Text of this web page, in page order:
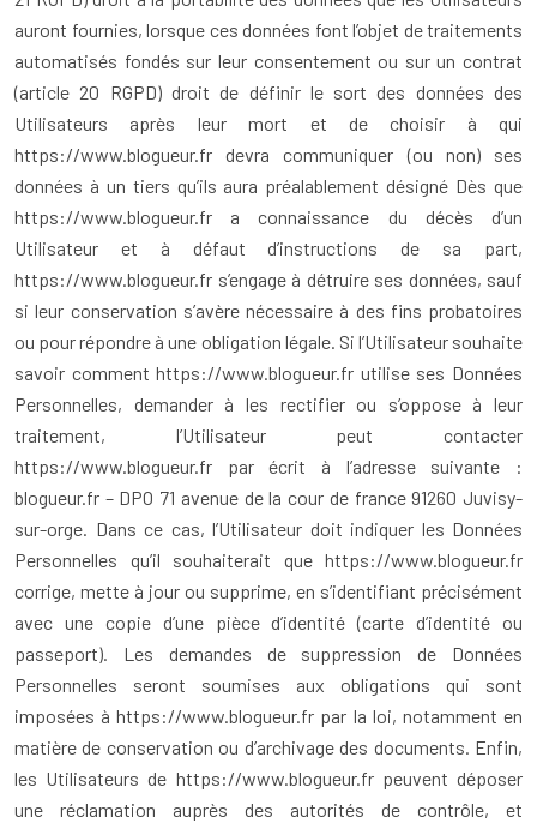
auront fournies, lorsque ces données font l’objet de traitements
automatisés fondés sur leur consentement ou sur un contrat
(article 20 RGPD) droit de définir le sort des données des
Utilisateurs après leur mort et de choisir à qui
https://www.blogueur.fr devra communiquer (ou non) ses
données à un tiers qu’ils aura préalablement désigné Dès que
https://www.blogueur.fr a connaissance du décès d’un
Utilisateur et à défaut d’instructions de sa part,
https://www.blogueur.fr s’engage à détruire ses données, sauf
si leur conservation s’avère nécessaire à des fins probatoires
ou pour répondre à une obligation légale. Si l’Utilisateur souhaite
savoir comment https://www.blogueur.fr utilise ses Données
Personnelles, demander à les rectifier ou s’oppose à leur
traitement, l’Utilisateur peut contacter
https://www.blogueur.fr par écrit à l’adresse suivante :
blogueur.fr – DPO 71 avenue de la cour de france 91260 Juvisy-
sur-orge. Dans ce cas, l’Utilisateur doit indiquer les Données
Personnelles qu’il souhaiterait que https://www.blogueur.fr
corrige, mette à jour ou supprime, en s’identifiant précisément
avec une copie d’une pièce d’identité (carte d’identité ou
passeport). Les demandes de suppression de Données
Personnelles seront soumises aux obligations qui sont
imposées à https://www.blogueur.fr par la loi, notamment en
matière de conservation ou d’archivage des documents. Enfin,
les Utilisateurs de https://www.blogueur.fr peuvent déposer
une réclamation auprès des autorités de contrôle, et